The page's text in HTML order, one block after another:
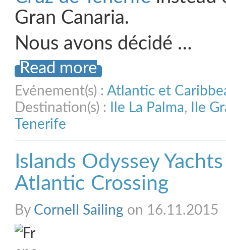
Gran Canaria.
Nous avons décidé …
Read more
Evénement(s) : Atlantic et
Destination(s) :
Ile La Palma,
Ile
Tenerife
Islands Odyssey
Atlantic Crossing
By Cornell Sailing on 16.11.2015